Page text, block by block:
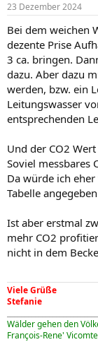
23 Dezember 2024
Bei dem weichen
dezente Prise
3 ca. bringen.
dazu. Aber dazu
werden, bzw. ein
Leitungswasser
entsprechenden
Und der CO2
Soviel messbares
Da würde ich
Tabelle
Ist aber erstmal
mehr CO2
nicht in dem
Viele Grüße
Stefanie
Wälder gehen den
François-Rene'